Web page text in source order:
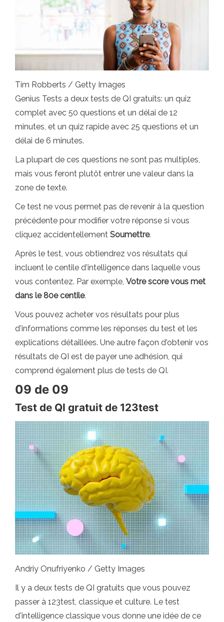
Tim Robberts / Getty Images
Genius Tests a deux tests de QI gratuits: un quiz
complet avec 50 questions et un délai de 12
minutes, et un quiz rapide avec 25 questions et un
délai de 6 minutes.
La plupart de ces questions ne sont pas multiples,
mais vous feront plutôt entrer une valeur dans la
zone de texte.
Ce test ne vous permet pas de revenir à la question
précédente pour modifier votre réponse si vous
cliquez accidentellement Soumettre.
Après le test, vous obtiendrez vos résultats qui
incluent le centile d'intelligence dans laquelle vous
vous contentez. Par exemple, Votre score vous met
dans le 80e centile.
Vous pouvez acheter vos résultats pour plus
d'informations comme les réponses du test et les
explications détaillées. Une autre façon d'obtenir vos
résultats de QI est de payer une adhésion, qui
comprend également plus de tests de QI.
09 de 09
Test de QI gratuit de 123test
Andriy Onufriyenko / Getty Images
Il y a deux tests de QI gratuits que vous pouvez
passer à 123test, classique et culture. Le test
d'intelligence classique vous donne une idée de ce